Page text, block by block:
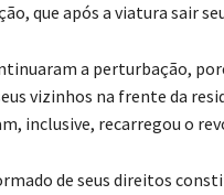
que após a viatura sair
a perturbação,
vizinhos na frente da
inclusive, recarregou o
de seus direitos